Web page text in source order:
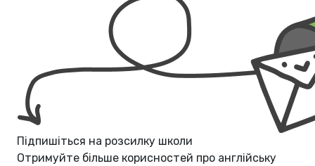
Підпишіться на розсилку школи
Отримуйте більше корисностей про англійську